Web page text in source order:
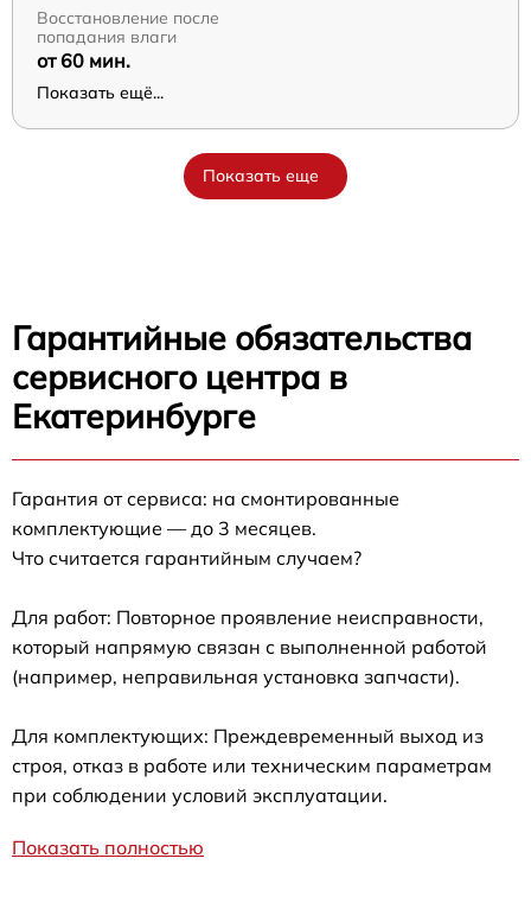
Восстановление после
попадания влаги
от 60 мин.
Показать ещё...
Показать еще
Гарантийные обязательства
сервисного центра в
Екатеринбурге
Гарантия от сервиса: на смонтированные
комплектующие — до 3 месяцев.
Что считается гарантийным случаем?
Для работ: Повторное проявление неисправности,
который напрямую связан с выполненной работой
(например, неправильная установка запчасти).
Для комплектующих: Преждевременный выход из
строя, отказ в работе или техническим параметрам
при соблюдении условий эксплуатации.
Показать полностью